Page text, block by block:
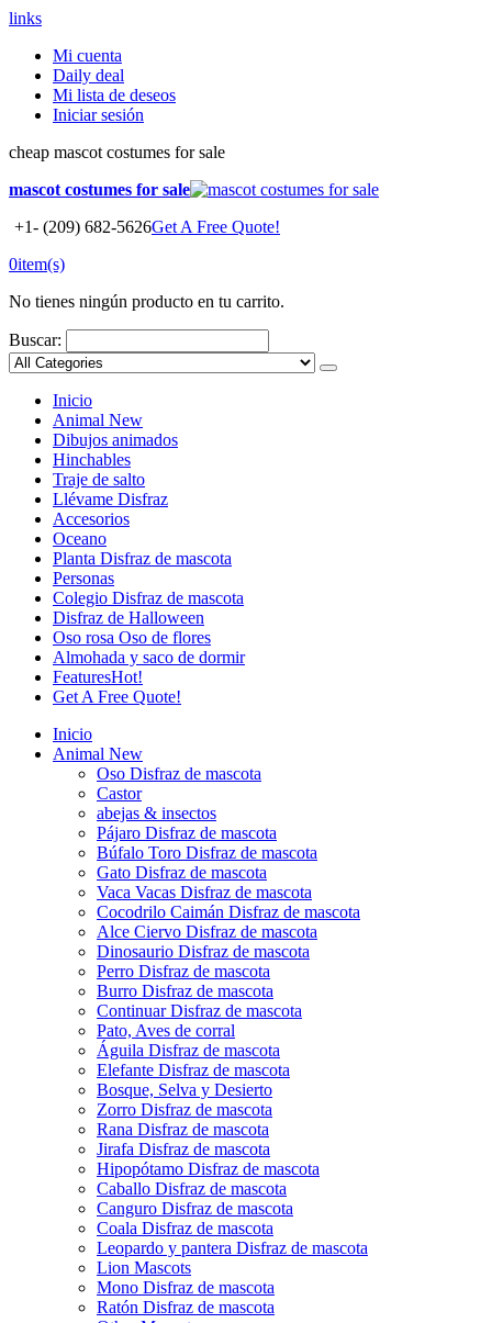
links
Mi cuenta
Daily deal
Mi lista de deseos
Iniciar sesión
cheap mascot costumes for sale
mascot costumes for sale
+1- (209) 682-5626Get A Free Quote!
0item(s)
No tienes ningún producto en tu carrito.
Buscar:
Inicio
Animal New
Dibujos animados
Hinchables
Traje de salto
Llévame Disfraz
Accesorios
Oceano
Planta Disfraz de mascota
Personas
Colegio Disfraz de mascota
Disfraz de Halloween
Oso rosa Oso de flores
Almohada y saco de dormir
FeaturesHot!
Get A Free Quote!
Inicio
Animal New
Oso Disfraz de mascota
Castor
abejas & insectos
Pájaro Disfraz de mascota
Búfalo Toro Disfraz de mascota
Gato Disfraz de mascota
Vaca Vacas Disfraz de mascota
Cocodrilo Caimán Disfraz de mascota
Alce Ciervo Disfraz de mascota
Dinosaurio Disfraz de mascota
Perro Disfraz de mascota
Burro Disfraz de mascota
Continuar Disfraz de mascota
Pato, Aves de corral
Águila Disfraz de mascota
Elefante Disfraz de mascota
Bosque, Selva y Desierto
Zorro Disfraz de mascota
Rana Disfraz de mascota
Jirafa Disfraz de mascota
Hipopótamo Disfraz de mascota
Caballo Disfraz de mascota
Canguro Disfraz de mascota
Coala Disfraz de mascota
Leopardo y pantera Disfraz de mascota
Lion Mascots
Mono Disfraz de mascota
Ratón Disfraz de mascota